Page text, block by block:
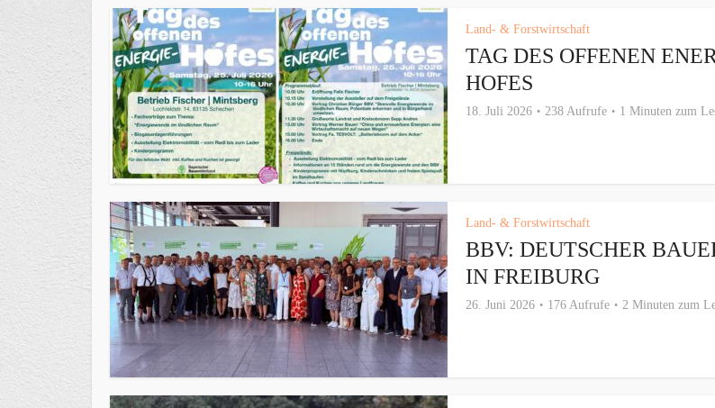
Land- & Forstwirtschaft
TAG DES OFFENEN
HOFES
18. Juli 2026 238 Aufrufe 1 Minuten zum
Land- & Forstwirtschaft
BBV: DEUTSCHER
IN FREIBURG
26. Juni 2026 176 Aufrufe 2 Minuten zum